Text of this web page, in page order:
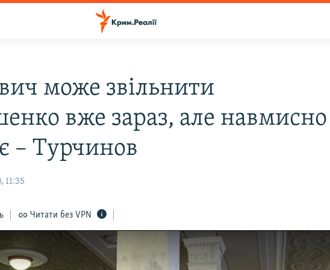
може звільнити
вже зараз, але навмисно
– Турчинов
11:35
Читати без VPN